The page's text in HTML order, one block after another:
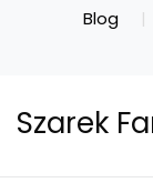
Blog
Szarek